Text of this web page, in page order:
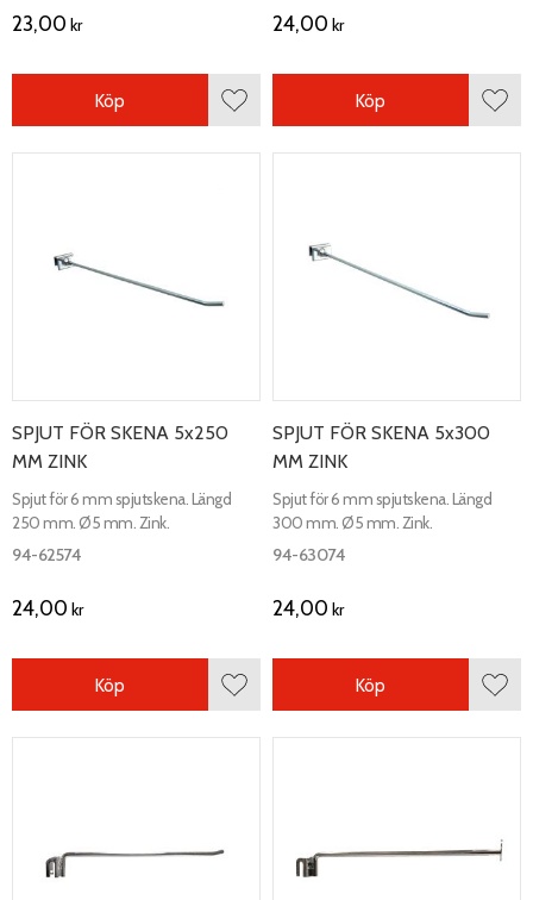
23,00 kr
Lägg till i favoriter
Köp
24,00 kr
Köp
SPJUT FÖR SKENA 5x250
MM ZINK
Spjut för 6 mm spjutskena. Längd
250 mm. Ø5 mm. Zink.
94-62574
24,00 kr
Lägg till i favoriter
Köp
SPJUT FÖR SKENA 5x300
MM ZINK
Spjut för 6 mm spjutskena. Längd
300 mm. Ø5 mm. Zink.
94-63074
24,00 kr
Köp